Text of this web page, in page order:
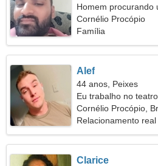
Homem procurando
Cornélio Procópio
Família
Alef
44 anos, Peixes
Eu trabalho no
legal
Cornélio Procópio,
Relacionamento real
Clarice